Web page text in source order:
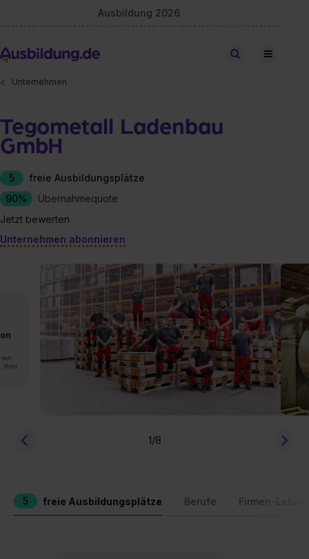
Ausbildung 2026
Stellen finden
Unternehmen
Tegometall Ladenbau
GmbH
5
freie Ausbildungsplätze
90%
Übernahmequote
Jetzt bewerten
Unternehmen abonnieren
Mehr
1/8
5 freie Ausbildungsplätze Berufe Firmen-